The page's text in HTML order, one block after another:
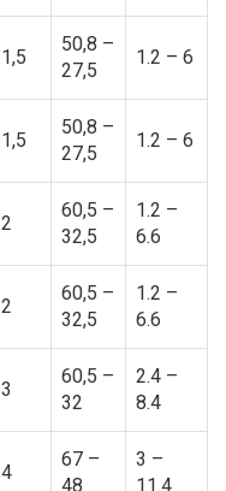
1,5
50,8 –
27,5
1.2 – 6
1,5
50,8 –
27,5
1.2 – 6
2
60,5 –
32,5
1.2 –
6.6
2
60,5 –
32,5
1.2 –
6.6
3
60,5 –
32
2.4 –
8.4
4
67 –
48
3 –
11.4